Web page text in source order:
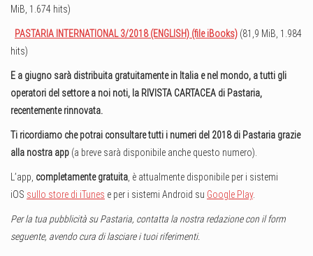
MiB, 1.674 hits)
PASTARIA INTERNATIONAL 3/2018 (ENGLISH) (file iBooks) (81,9 MiB, 1.984
hits)
E a giugno sarà distribuita gratuitamente in Italia e nel mondo, a tutti gli
operatori del settore a noi noti, la RIVISTA CARTACEA di Pastaria,
recentemente rinnovata.
Ti ricordiamo che potrai consultare tutti i numeri del 2018 di Pastaria grazie
alla nostra app (a breve sarà disponibile anche questo numero).
L’app, completamente gratuita, è attualmente disponibile per i sistemi
iOS sullo store di iTunes e per i sistemi Android su Google Play.
Per la tua pubblicità su Pastaria, contatta la nostra redazione con il form
seguente, avendo cura di lasciare i tuoi riferimenti.